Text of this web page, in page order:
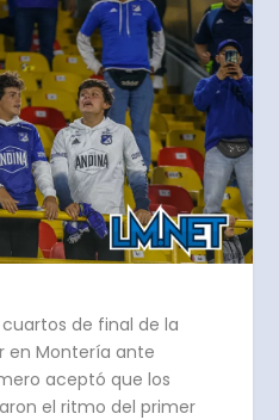
de final de la
en Montería ante
aceptó que los
el ritmo del primer